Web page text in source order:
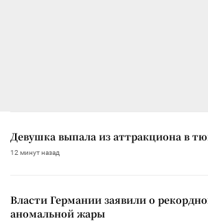
Девушка выпала из аттракциона в
12 минут назад
Власти Германии заявили о
аномальной жары